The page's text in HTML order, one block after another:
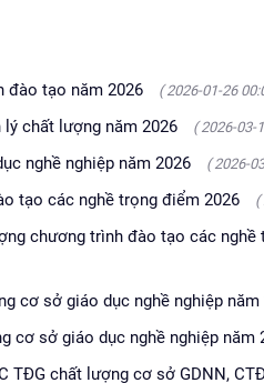
đào tạo năm 2026 ( 2026-01-26
chất lượng năm 2026 ( 2026-03-
nghề nghiệp năm 2026 ( 2026-
tạo các nghề trọng điểm 2026 (
chương trình đào tạo các nghề
cơ sở giáo dục nghề nghiệp năm
cơ sở giáo dục nghề nghiệp năm
TĐG chất lượng cơ sở GDNN,